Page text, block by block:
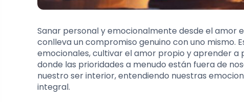
Sanar personal y emocionalmente desde el amor
conlleva un compromiso genuino con uno
emocionales, cultivar el amor propio y aprender a
donde las prioridades a menudo están fuera de
nuestro ser interior, entendiendo nuestras
integral.